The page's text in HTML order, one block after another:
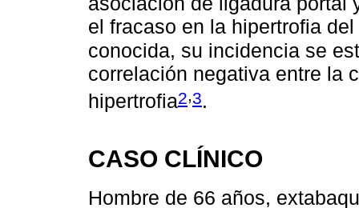
el fracaso en la hipertrofia
conocida, su incidencia se
correlación negativa entre la
hipertrofia2,3.
CASO CLÍNICO
Hombre de 66 años,